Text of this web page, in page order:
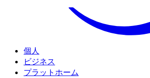
個人
ビジネス
プラットホーム